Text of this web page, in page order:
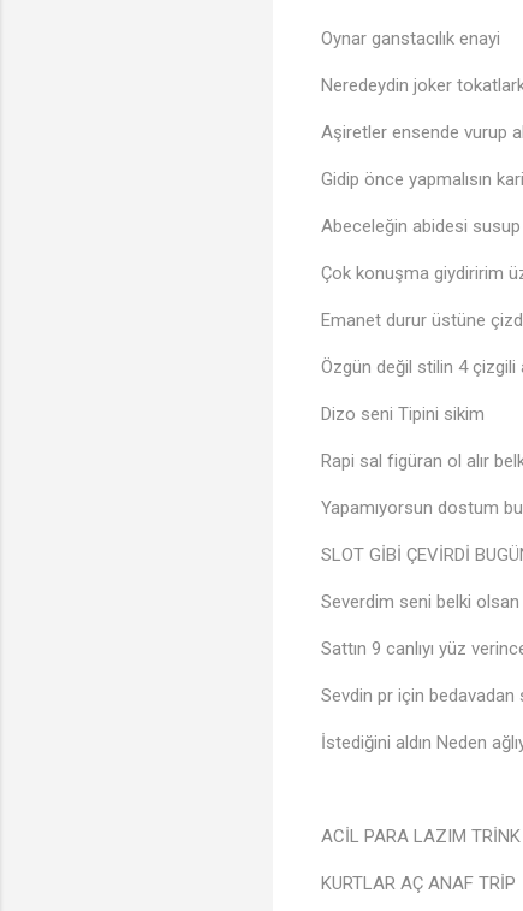
Oynar ganstacılık enayi
Neredeydin joker
Aşiretler ensende vurup
Gidip önce yapmalısın
Abeceleğin abidesi
Çok konuşma giydiririm
Emanet durur üstüne
Özgün değil stilin 4 çizgili
Dizo seni Tipini sikim
Rapi sal figüran ol alır
Yapamıyorsun dostum
SLOT GİBİ ÇEVİRDİ
Severdim seni belki olsan
Sattın 9 canlıyı yüz
Sevdin pr için bedavadan
İstediğini aldın Neden
ACİL PARA LAZIM TRİNK
KURTLAR AÇ ANAF TRİP